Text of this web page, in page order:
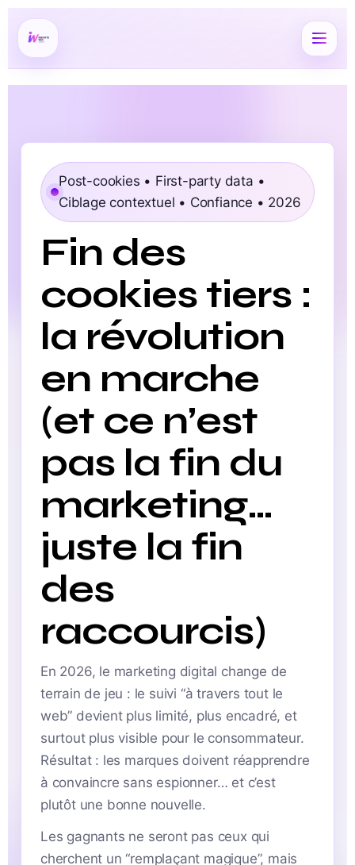
Post-cookies • First-party data •
Ciblage contextuel • Confiance • 2026
Fin des
cookies tiers :
la révolution
en marche
(et ce n’est
pas la fin du
marketing…
juste la fin
des
raccourcis)
En 2026, le marketing digital change de
terrain de jeu : le suivi “à travers tout le
web” devient plus limité, plus encadré, et
surtout plus visible pour le consommateur.
Résultat : les marques doivent réapprendre
à convaincre sans espionner… et c’est
plutôt une bonne nouvelle.
Les gagnants ne seront pas ceux qui
cherchent un “remplaçant magique”, mais